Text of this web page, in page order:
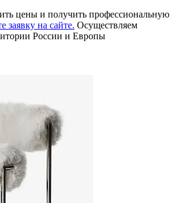
цены и получить профессиональную
заявку на сайте. Осуществляем
России и Европы